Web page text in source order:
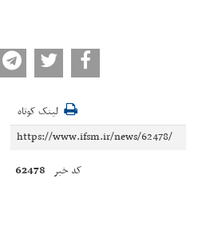
لینک کوتاه
کد خبر 62478